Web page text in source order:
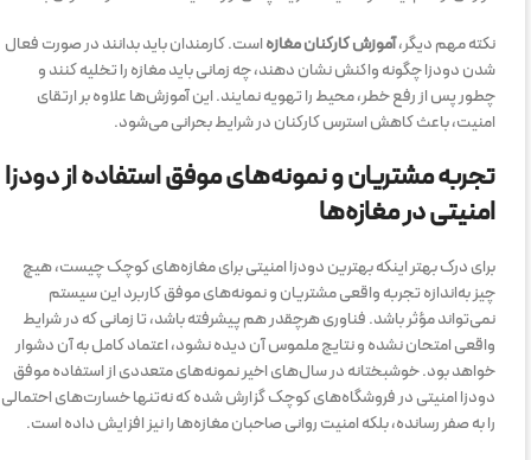
نکته مهم دیگر،آموزش کارکنان مغازهاست. کارمندان باید بدانند در صورت فعال
شدن دودزا چگونه واکنش نشان دهند، چه زمانی باید مغازه را تخلیه کنند و
چطور پس از رفع خطر، محیط را تهویه نمایند. این آموزش‌ها علاوه بر ارتقای
امنیت، باعث کاهش استرس کارکنان در شرایط بحرانی می‌شود.
تجربه مشتریان و نمونه‌های موفق استفاده از دودزا
امنیتی در مغازه‌ها
برای درک بهتر اینکه بهترین دودزا امنیتی برای مغازه‌های کوچک چیست، هیچ
چیز به‌اندازه تجربه واقعی مشتریان و نمونه‌های موفق کاربرد این سیستم
نمی‌تواند مؤثر باشد. فناوری هرچقدر هم پیشرفته باشد، تا زمانی که در شرایط
واقعی امتحان نشده و نتایج ملموس آن دیده نشود، اعتماد کامل به آن دشوار
خواهد بود. خوشبختانه در سال‌های اخیر نمونه‌های متعددی از استفاده موفق
دودزا امنیتی در فروشگاه‌های کوچک گزارش شده که نه‌تنها خسارت‌های احتمالی
را به صفر رسانده، بلکه امنیت روانی صاحبان مغازه‌ها را نیز افزایش داده است.